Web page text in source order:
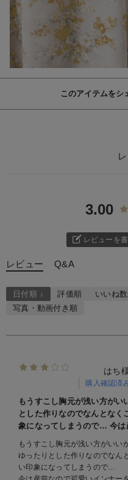
このアイテムをシ
3.00
レビューを書
レビュー Q&A
日付順 ↓ 評価順 いいね
写真・動画付き順
はち
購入確認済
もうすこし胸元が浅い方がい
とした作りなのでなんとなく
象になってしまうので… 今は
もうすこし胸元が浅い方がいい
ゆったりとした作りなのでなん
い印象になってしまうので…